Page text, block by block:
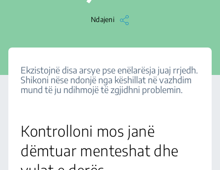
Ndajeni
Ekzistojnë disa arsye pse enëlarësja juaj rrjedh.
Shikoni nëse ndonjë nga këshillat në vazhdim
mund të ju ndihmojë të zgjidhni problemin.
Kontrolloni mos janë
dëmtuar menteshat dhe